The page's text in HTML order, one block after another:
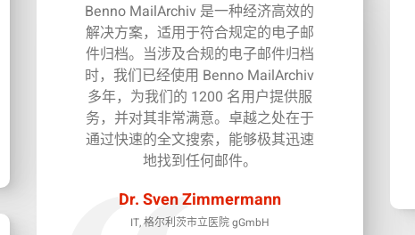
Benno MailArchiv 是一种经济高效的
解决方案，适用于符合规定的电子邮
件归档。当涉及合规的电子邮件归档
时，我们已经使用 Benno MailArchiv
多年，为我们的 1200 名用户提供服
务，并对其非常满意。卓越之处在于
通过快速的全文搜索，能够极其迅速
地找到任何邮件。
Dr. Sven Zimmermann
IT, 格尔利茨市立医院 gGmbH